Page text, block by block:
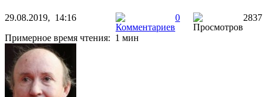
29.08.2019, 14:16 0
2837
Примерное время чтения: 1 мин